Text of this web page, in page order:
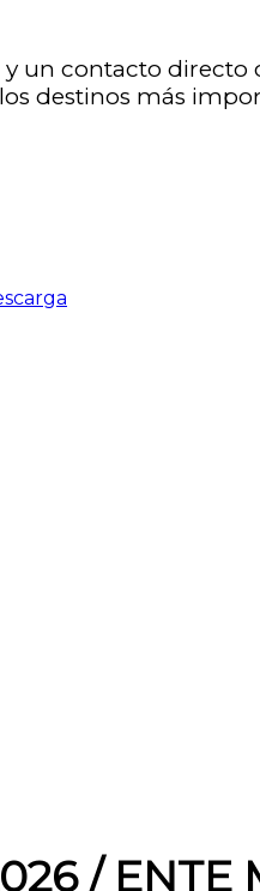
un contacto
destinos más
/ ENTE